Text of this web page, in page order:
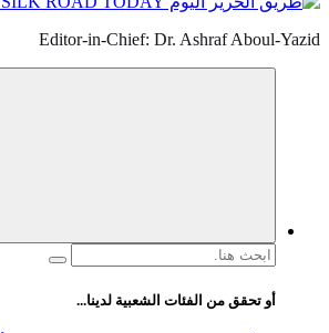
Editor-in-Chief: Dr. Ashraf Aboul-Yazid
البحث
أو تحقق من الفئات الشعبية لدينا...